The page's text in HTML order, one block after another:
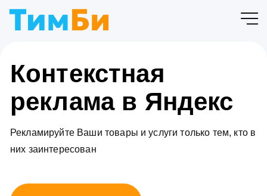
Контекстная
реклама в Яндекс
Рекламируйте Ваши товары и услуги только тем, кто в
них заинтересован